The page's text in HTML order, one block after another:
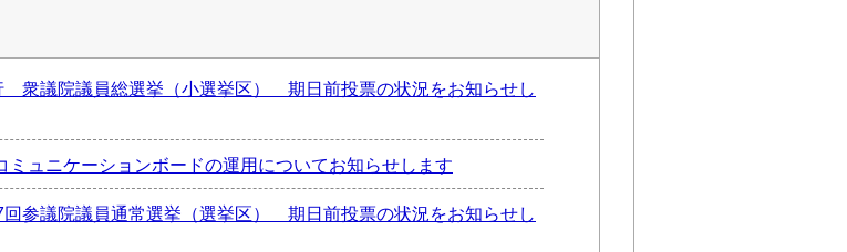
衆議院議員総選挙（小選挙区） 期日前投票の状況をお知らせし
ミュニケーションボードの運用についてお知らせします
参議院議員通常選挙（選挙区） 期日前投票の状況をお知らせし